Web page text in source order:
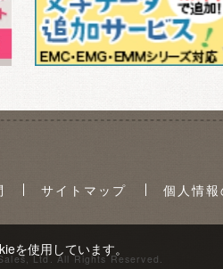
サイトマップ 個人情
Ltd. All Rights Reserved.
を使用しています。